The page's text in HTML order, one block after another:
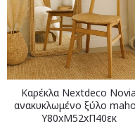
Καρέκλα Nextdeco Novia
ανακυκλωμένο ξύλο
Υ80xM52xΠ40εκ